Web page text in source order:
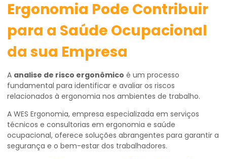
Ergonomia Pode Contribuir
para a Saúde Ocupacional
da sua Empresa
A analise de risco ergonômico é um processo
fundamental para identificar e avaliar os riscos
relacionados à ergonomia nos ambientes de trabalho.
A WES Ergonomia, empresa especializada em serviços
técnicos e consultorias em ergonomia e saúde
ocupacional, oferece soluções abrangentes para garantir a
segurança e o bem-estar dos trabalhadores.